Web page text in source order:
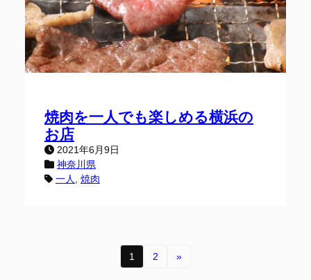
焼肉を一人でも楽しめる横浜の
お店
2021年6月9日
神奈川県
一人
焼肉
1 2 »